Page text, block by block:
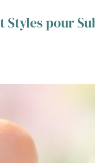
Styles pour